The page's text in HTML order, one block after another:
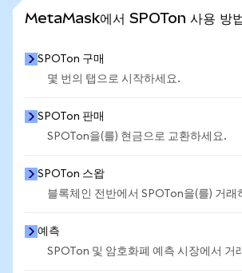
MetaMask에서 SPOTon 사용 방
SPOTon 구매
몇 번의 탭으로 시작하세요.
SPOTon 판매
SPOTon을(를) 현금으로 교환하세요.
SPOTon 스왑
블록체인 전반에서 SPOTon을(를) 거래
예측
SPOTon 및 암호화폐 예측 시장에서 거